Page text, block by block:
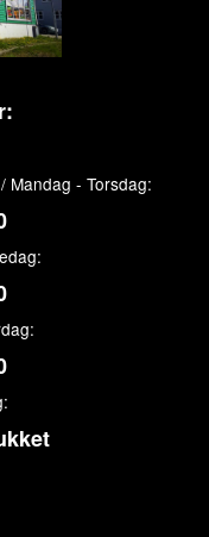
Mandag - Torsdag: